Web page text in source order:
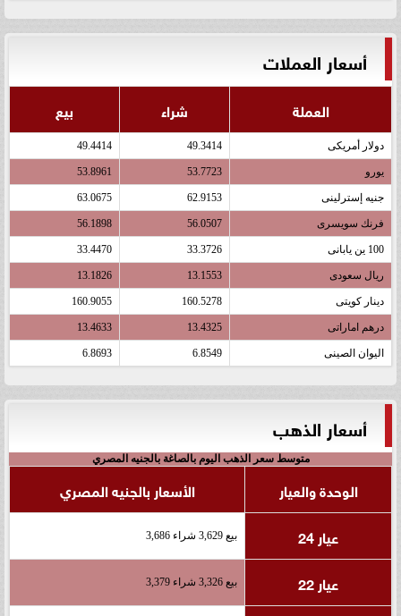
أسعار العملات
العملة شراء بيع
دولار أمريكى 49.3414
49.4414
يورو 53.7723
53.8961
جنيه إسترلينى 62.9153
63.0675
فرنك سويسرى 56.0507
56.1898
100 ين يابانى 33.3726
33.4470
ريال سعودى 13.1553
13.1826
دينار كويتى 160.5278
160.9055
درهم اماراتى 13.4325
13.4633
اليوان الصينى 6.8549
6.8693
أسعار الذهب
متوسط سعر الذهب اليوم بالصاغة بالجنيه المصري
الوحدة والعيار
الأسعار بالجنيه المصري
عيار 24
بيع 3,629 شراء 3,686
عيار 22 بيع 3,326 شراء 3,379